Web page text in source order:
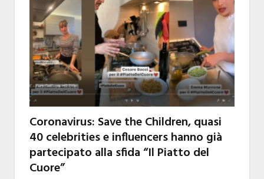
Coronavirus: Save the Children, quasi
40 celebrities e influencers hanno già
partecipato alla sfida “Il Piatto del
Cuore”